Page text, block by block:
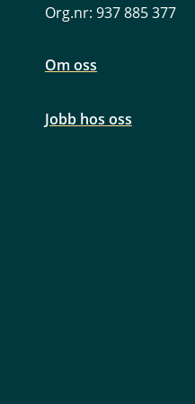
Org.nr: 937 885 377
Om oss
Jobb hos oss